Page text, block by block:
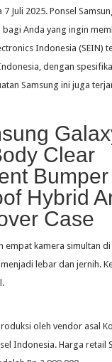
Juli 2025. Ponsel
Anda yang ingin
Indonesia (SEIN)
dengan
Samsung ini juga
Clear
Bumper
Hybrid
Case
empat kamera simultan
lebar dan jernih.
oleh vendor asal
Indonesia. Harga retail